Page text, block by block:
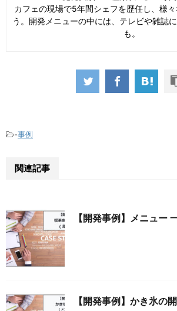
カフェの現場で5年間シェフを歴任し、様
う。開発メニューの中には、テレビや雑誌
も。
-事例
関連記事
【開発事例】メニュー
【開発事例】かき氷の